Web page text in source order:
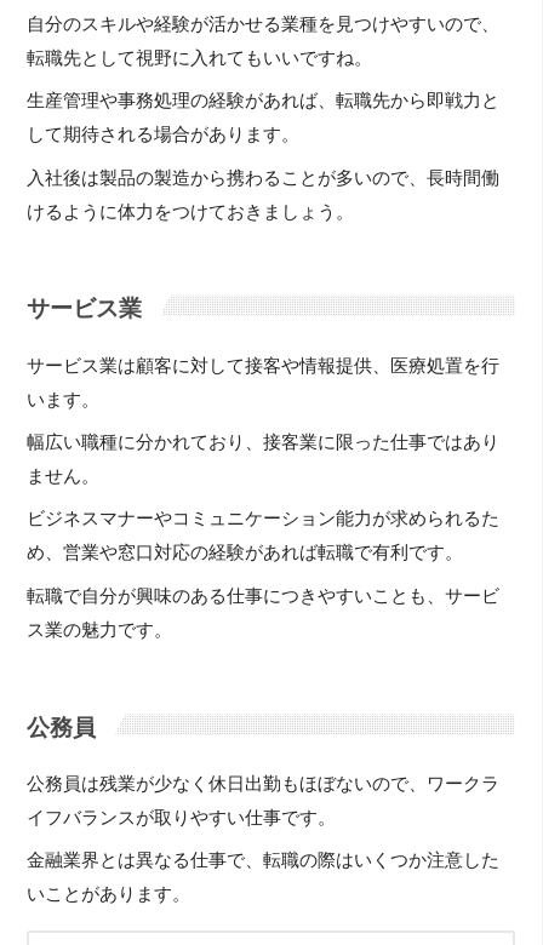
自分のスキルや経験が活かせる業種を見つけやすいので、
転職先として視野に入れてもいいですね。
生産管理や事務処理の経験があれば、転職先から即戦力と
して期待される場合があります。
入社後は製品の製造から携わることが多いので、長時間働
けるように体力をつけておきましょう。
サービス業
サービス業は顧客に対して接客や情報提供、医療処置を行
います。
幅広い職種に分かれており、接客業に限った仕事ではあり
ません。
ビジネスマナーやコミュニケーション能力が求められるた
め、営業や窓口対応の経験があれば転職で有利です。
転職で自分が興味のある仕事につきやすいことも、サービ
ス業の魅力です。
公務員
公務員は残業が少なく休日出勤もほぼないので、ワークラ
イフバランスが取りやすい仕事です。
金融業界とは異なる仕事で、転職の際はいくつか注意した
いことがあります。